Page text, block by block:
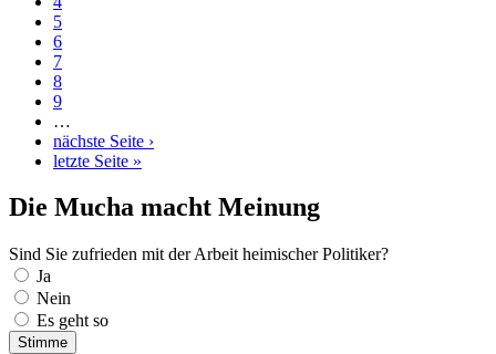
5
6
7
8
9
…
nächste Seite ›
letzte Seite »
Die Mucha macht Meinung
Sind Sie zufrieden mit der Arbeit heimischer Politiker?
Auswahlmöglichkeiten
Ja
Nein
Es geht so